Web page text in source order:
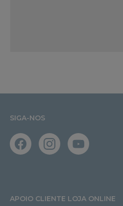
SIGA-NOS
APOIO CLIENTE LOJA ONLINE